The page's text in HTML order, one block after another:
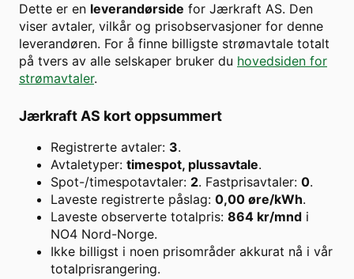
Dette er en leverandørside for Jærkraft AS. Den
viser avtaler, vilkår og prisobservasjoner for denne
leverandøren. For å finne billigste strømavtale totalt
på tvers av alle selskaper bruker du hovedsiden for
strømavtaler.
Jærkraft AS kort oppsummert
Registrerte avtaler: 3.
Avtaletyper: timespot, plussavtale.
Spot-/timespotavtaler: 2. Fastprisavtaler: 0.
Laveste registrerte påslag: 0,00 øre/kWh.
Laveste observerte totalpris: 864 kr/mnd i
NO4 Nord-Norge.
Ikke billigst i noen prisområder akkurat nå i vår
totalprisrangering.